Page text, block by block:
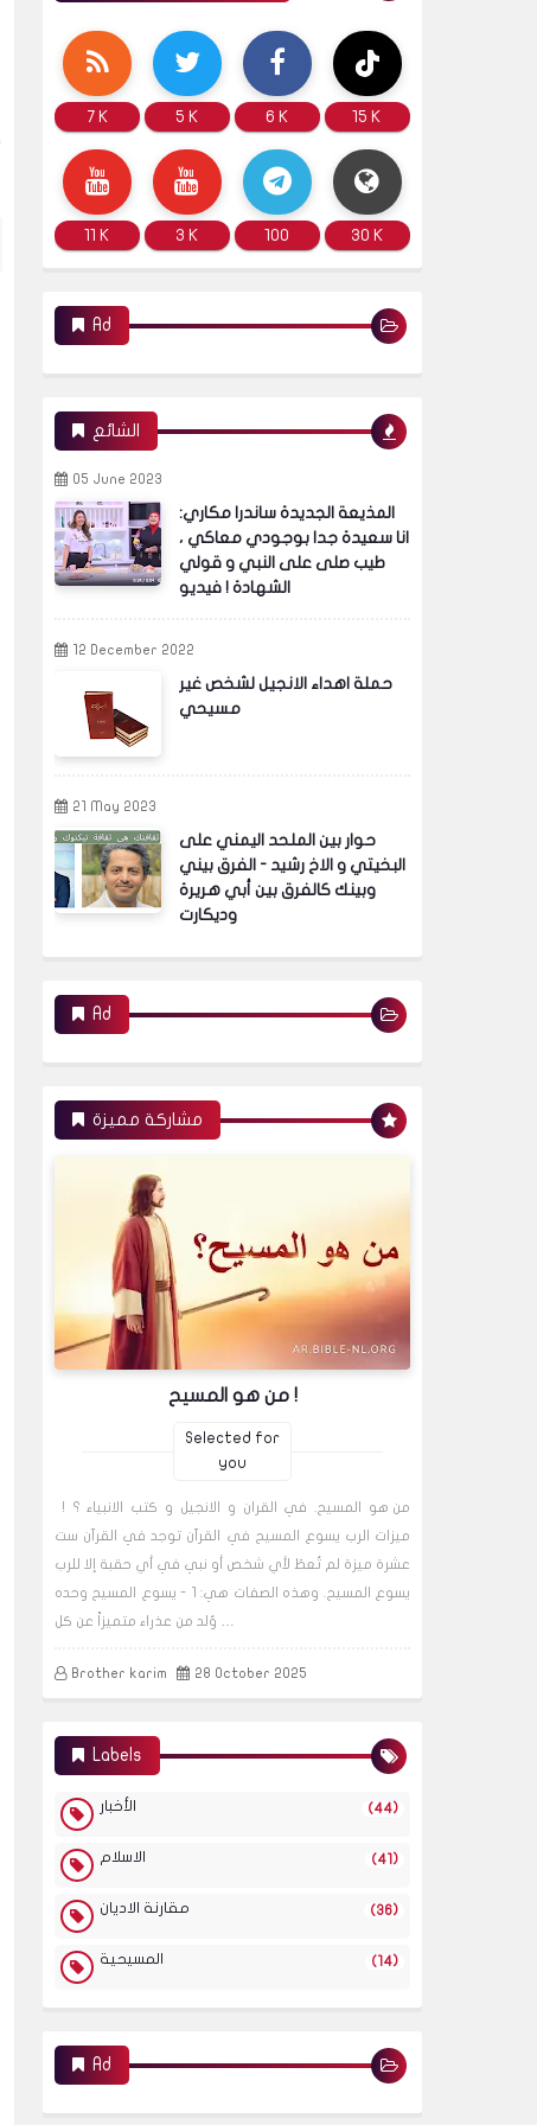
7 K 5 K 6 K 15 K
11 K 3 K 100 30 K
Ad
الشائع
05 June 2023
المذيعة الجديدة ساندرا مكاري:
انا سعيدة جدا بوجودي معاكي ،
طيب صلى على النبي و قولي
الشهادة ! فيديو
12 December 2022
حملة اهداء الانجيل لشخص غير
مسيحي
21 May 2023
حوار بين الملحد اليمني على
البخيتي و الاخ رشيد - الفرق بيني
وبينك كالفرق بين أبي هريرة
وديكارت
Ad
مشاركة مميزة
من هو المسيح !
Selected for
you
من هو المسيح. في القران و الانجيل و كتب الانبياء ؟ !
ميزات الرب يسوع المسيح في القرآن توجد في القرآن ست
عشرة ميزة لم تُعطَ لأي شخص أو نبي في أي حقبة إلا للرب
يسوع المسيح. وهذه الصفات هي: 1 - يسوع المسيح وحده
Brother karim 28 October 2025
Labels
الأخبار (44)
الاسلام (41)
مقارنة الاديان (36)
المسيحية (14)
Ad